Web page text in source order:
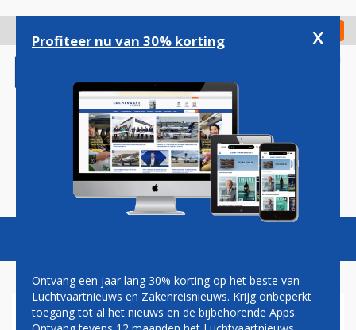
gaan
Check in
Magazine Podcasts Vacatures
Profiteer nu van 30% korting x
Ontvang een jaar lang 30% korting op het beste van
Luchtvaartnieuws en Zakenreisnieuws. Krijg onbeperkt
toegang tot al het nieuws en de bijbehorende Apps.